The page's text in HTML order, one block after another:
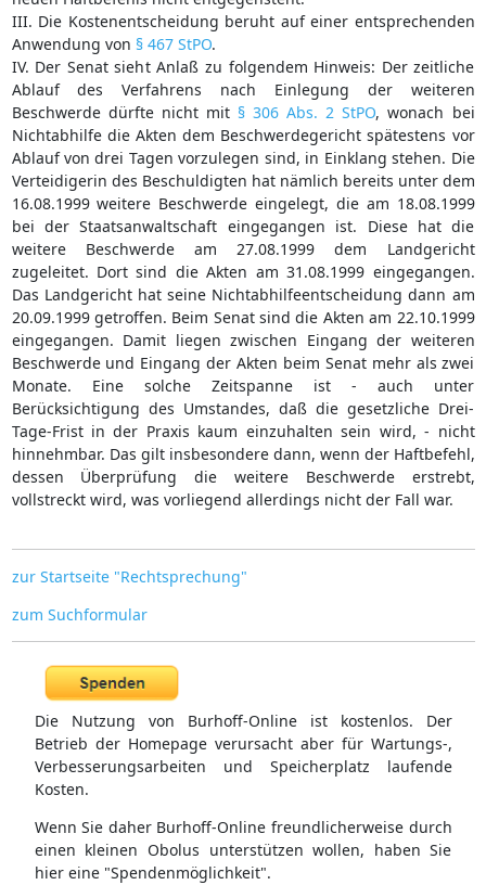
III. Die Kostenentscheidung beruht auf einer entsprechenden
Anwendung von § 467 StPO.
IV. Der Senat sieht Anlaß zu folgendem Hinweis: Der zeitliche
Ablauf des Verfahrens nach Einlegung der weiteren
Beschwerde dürfte nicht mit § 306 Abs. 2 StPO, wonach bei
Nichtabhilfe die Akten dem Beschwerdegericht spätestens vor
Ablauf von drei Tagen vorzulegen sind, in Einklang stehen. Die
Verteidigerin des Beschuldigten hat nämlich bereits unter dem
16.08.1999 weitere Beschwerde eingelegt, die am 18.08.1999
bei der Staatsanwaltschaft eingegangen ist. Diese hat die
weitere Beschwerde am 27.08.1999 dem Landgericht
zugeleitet. Dort sind die Akten am 31.08.1999 eingegangen.
Das Landgericht hat seine Nichtabhilfeentscheidung dann am
20.09.1999 getroffen. Beim Senat sind die Akten am 22.10.1999
eingegangen. Damit liegen zwischen Eingang der weiteren
Beschwerde und Eingang der Akten beim Senat mehr als zwei
Monate. Eine solche Zeitspanne ist - auch unter
Berücksichtigung des Umstandes, daß die gesetzliche Drei-
Tage-Frist in der Praxis kaum einzuhalten sein wird, - nicht
hinnehmbar. Das gilt insbesondere dann, wenn der Haftbefehl,
dessen Überprüfung die weitere Beschwerde erstrebt,
vollstreckt wird, was vorliegend allerdings nicht der Fall war.
zur Startseite "Rechtsprechung"
zum Suchformular
Die Nutzung von Burhoff-Online ist kostenlos. Der
Betrieb der Homepage verursacht aber für Wartungs-,
Verbesserungsarbeiten und Speicherplatz laufende
Kosten.
Wenn Sie daher Burhoff-Online freundlicherweise durch
einen kleinen Obolus unterstützen wollen, haben Sie
hier eine "Spendenmöglichkeit".